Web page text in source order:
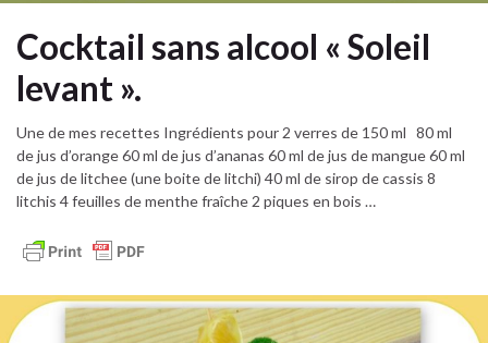
Cocktail sans alcool « Soleil
levant ».
Une de mes recettes Ingrédients pour 2 verres de 150 ml 80 ml
de jus d’orange 60 ml de jus d’ananas 60 ml de jus de mangue 60 ml
de jus de litchee (une boite de litchi) 40 ml de sirop de cassis 8
litchis 4 feuilles de menthe fraîche 2 piques en bois …